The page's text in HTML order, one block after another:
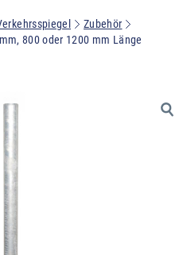
Zubehör
800 oder 1200 mm Länge